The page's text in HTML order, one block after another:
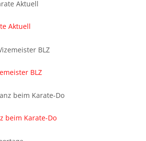
Aktuell
BLZ
beim Karate-Do